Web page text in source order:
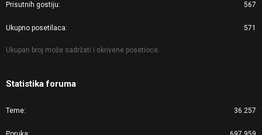
Prisutnih gostiju 567
Ukupno posetilaca 571
Ukupan broj može sadržati i skrivene posetioce.
Statistika foruma
Teme 36.257